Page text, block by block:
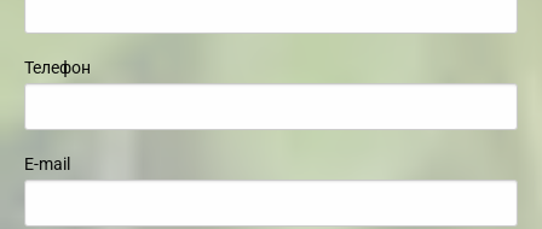
Телефон
E-mail